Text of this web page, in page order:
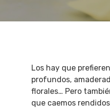
Los hay que
profundos,
florales… Pero
que caemos